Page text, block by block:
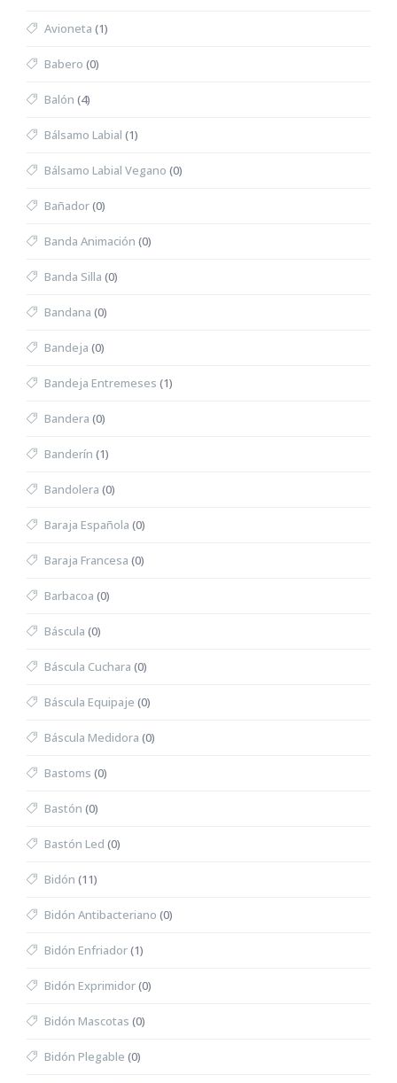
Avioneta (1)
Babero (0)
Balón (4)
Bálsamo Labial (1)
Bálsamo Labial Vegano (0)
Bañador(0)
Banda Animación (0)
Banda Silla (0)
Bandana (0)
Bandeja (0)
Bandeja Entremeses (1)
Bandera (0)
Banderín (1)
Bandolera (0)
Baraja Española (0)
Baraja Francesa (0)
Barbacoa (0)
Báscula (0)
Báscula Cuchara (0)
Báscula Equipaje (0)
Báscula Medidora (0)
Bastoms (0)
Bastón (0)
Bastón Led (0)
Bidón (11)
Bidón Antibacteriano (0)
Bidón Enfriador(1)
Bidón Exprimidor(0)
Bidón Mascotas (0)
Bidón Plegable (0)